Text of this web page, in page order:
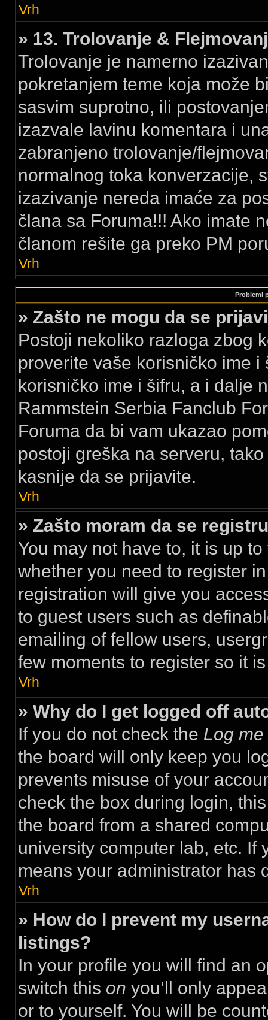
Vrh
» 13. Trolovanje &
Trolovanje je namerno
pokretanjem teme koja može
sasvim suprotno, ili
izazvale lavinu komentara i
zabranjeno trolovanje/
normalnog toka konverzacije,
izazivanje nereda imaće za
člana sa Foruma!!! Ako imate
članom rešite ga preko PM
Vrh
Problemi
» Zašto ne mogu da se
Postoji nekoliko razloga zbog
proverite vaše korisničko ime
korisničko ime i šifru, a i dalje
Rammstein Serbia Fanclub
Foruma da bi vam ukazao
postoji greška na serveru,
kasnije da se prijavite.
Vrh
» Zašto moram da se
You may not have to, it is up
whether you need to register
registration will give you
to guest users such as
emailing of fellow users,
few moments to register so it
Vrh
» Why do I get logged off
If you do not check the Log
the board will only keep you
prevents misuse of your
check the box during login,
the board from a shared
university computer lab, etc. If
means your administrator has
Vrh
» How do I prevent my
listings?
In your profile you will find an
switch this on you’ll only
or to yourself. You will be